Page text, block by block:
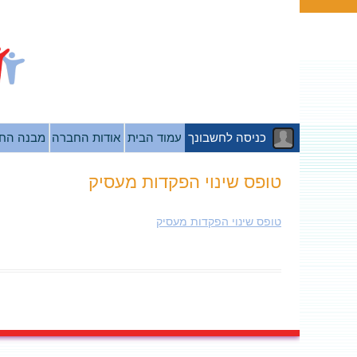
כניסה לחשבונך עמוד הבית אודות החברה מבנה
טופס שינוי הפקדות מעסיק
טופס שינוי הפקדות מעסיק